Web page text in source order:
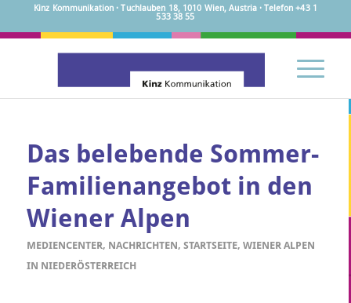
Kinz Kommunikation · Tuchlauben 18, 1010 Wien, Austria · Telefon +43 1
533 38 55
Das belebende Sommer-
Familienangebot in den
Wiener Alpen
MEDIENCENTER, NACHRICHTEN, STARTSEITE, WIENER ALPEN
IN NIEDERÖSTERREICH